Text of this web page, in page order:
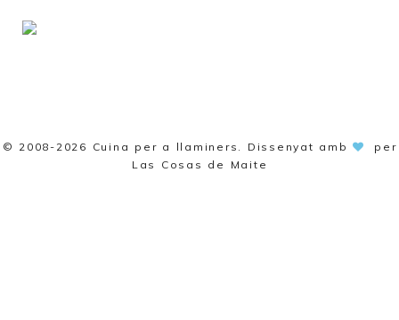
© 2008-2026 Cuina per a llaminers . Dissenyat amb
per
Las Cosas de Maite